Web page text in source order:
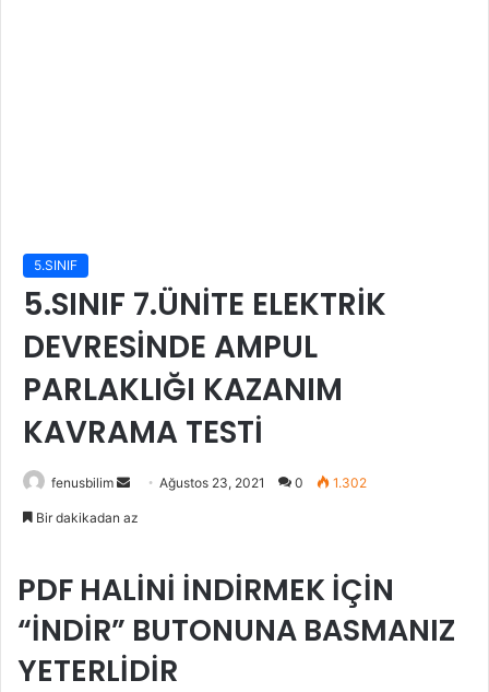
5.SINIF
5.SINIF 7.ÜNİTE ELEKTRİK
DEVRESİNDE AMPUL
PARLAKLIĞI KAZANIM
KAVRAMA TESTİ
fenusbilim
Bir
Ağustos 23, 2021 0 1.302
Bir dakikadan az
PDF HALİNİ İNDİRMEK İÇİN
“İNDİR” BUTONUNA BASMANIZ
YETERLİDİR